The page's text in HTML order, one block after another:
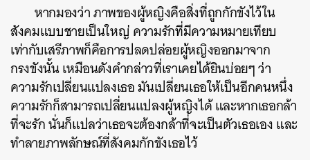
หากมองว่า ภาพของผู้หญิงคือสิ่งที่ถูกกักขังไว้ใน
สังคมแบบชายเป็นใหญ่ ความรักที่มีความหมายเทียบ
เท่ากับเสรีภาพก็คือการปลดปล่อยผู้หญิงออกมาจาก
กรงขังนั้น เหมือนดังคำกล่าวที่เราเคยได้ยินบ่อยๆ ว่า
ความรักเปลี่ยนแปลงเธอ มันเปลี่ยนเธอให้เป็นอีกคนหนึ่ง
ความรักก็สามารถเปลี่ยนแปลงผู้หญิงได้ และหากเธอกล้า
ที่จะรัก นั่นก็แปลว่าเธอจะต้องกล้าที่จะเป็นตัวเธอเอง และ
ทำลายภาพลักษณ์ที่สังคมกักขังเธอไว้